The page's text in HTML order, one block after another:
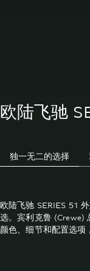
欧陆飞驰
独一无二的选择
欧陆飞驰 SERIES 51
选。宾利克鲁 (Crewe)
颜色、细节和配置选项